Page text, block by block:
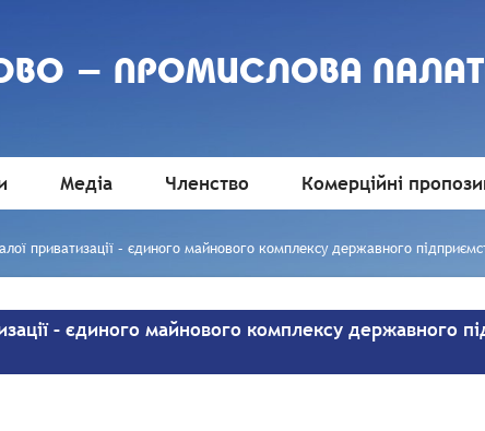
- ПРОМИСЛОВА
Медіа Членство Комерційні
приватизації – єдиного майнового комплексу державного
– єдиного майнового комплексу державного